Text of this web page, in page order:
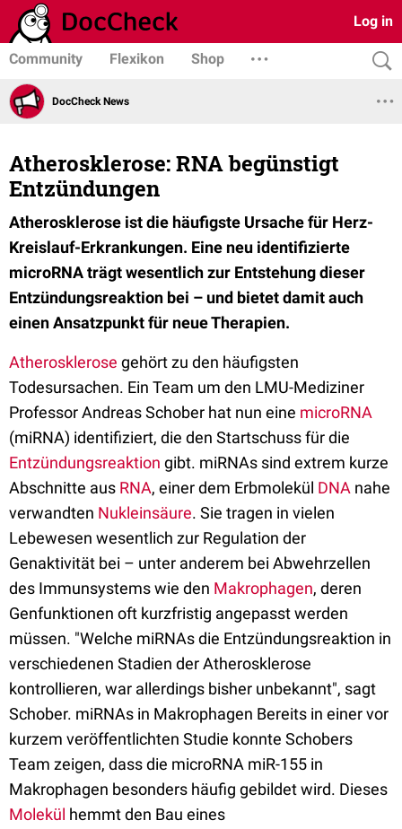
Log in
Community Flexikon Shop
DocCheck News
Atherosklerose: RNA begünstigt
Entzündungen
Atherosklerose ist die häufigste Ursache für Herz-
Kreislauf-Erkrankungen. Eine neu identifizierte
microRNA trägt wesentlich zur Entstehung dieser
Entzündungsreaktion bei – und bietet damit auch
einen Ansatzpunkt für neue Therapien.
Atherosklerose gehört zu den häufigsten
Todesursachen. Ein Team um den LMU-Mediziner
Professor Andreas Schober hat nun eine microRNA
(miRNA) identifiziert, die den Startschuss für die
Entzündungsreaktion gibt. miRNAs sind extrem kurze
Abschnitte aus RNA, einer dem Erbmolekül DNA nahe
verwandten Nukleinsäure. Sie tragen in vielen
Lebewesen wesentlich zur Regulation der
Genaktivität bei – unter anderem bei Abwehrzellen
des Immunsystems wie den Makrophagen, deren
Genfunktionen oft kurzfristig angepasst werden
müssen. "Welche miRNAs die Entzündungsreaktion in
verschiedenen Stadien der Atherosklerose
kontrollieren, war allerdings bisher unbekannt", sagt
Schober. miRNAs in Makrophagen Bereits in einer vor
kurzem veröffentlichten Studie konnte Schobers
Team zeigen, dass die microRNA miR-155 in
Makrophagen besonders häufig gebildet wird. Dieses
Molekül hemmt den Bau eines